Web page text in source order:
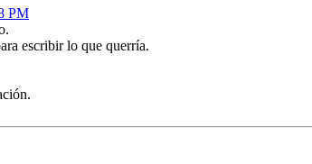
PM
escribir lo que querría.